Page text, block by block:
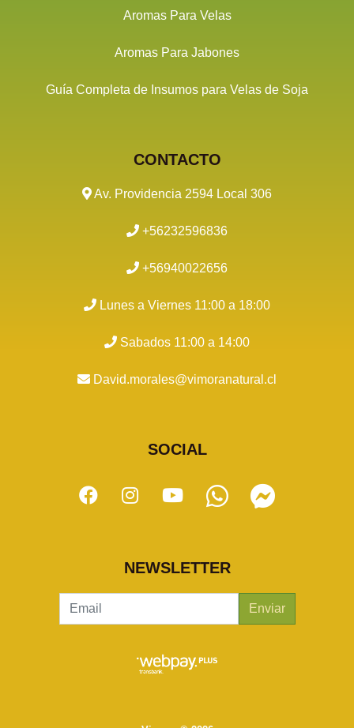
Aromas Para Velas
Aromas Para Jabones
Guía Completa de Insumos para Velas de Soja
CONTACTO
Av. Providencia 2594 Local 306
+56232596836
+56940022656
Lunes a Viernes 11:00 a 18:00
Sabados 11:00 a 14:00
David.morales@vimoranatural.cl
SOCIAL
NEWSLETTER
Enviar